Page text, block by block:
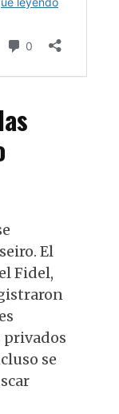
El
Fidel,
privados
se